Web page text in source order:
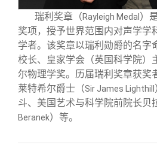
联系我们
瑞利奖章（Rayleigh Medal ）
奖项，授予世界范围内对声学学
学者。该奖章以瑞利勋爵的名字
校长、皇家学会（英国科学院）
尔物理学奖。历届瑞利奖章获奖
莱特希尔爵士（Sir James Lighthill
斗、美国艺术与科学院前院长贝
Beranek）等。